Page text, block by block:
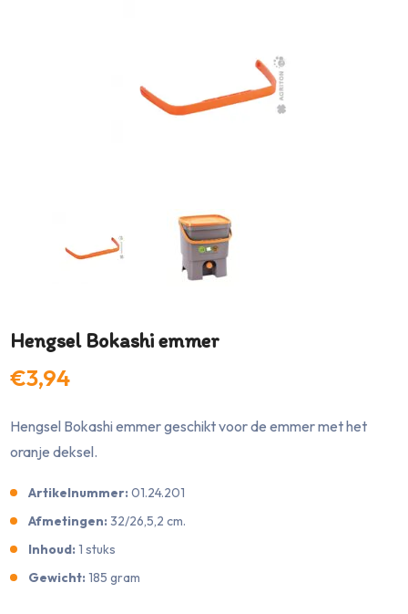
Hengsel Bokashi emmer
€3,94
Hengsel Bokashi emmer geschikt voor de emmer met het
oranje deksel.
Artikelnummer: 01.24.201
Afmetingen: 32/26,5,2 cm.
Inhoud: 1 stuks
Gewicht: 185 gram